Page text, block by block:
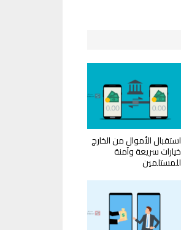
استقبال الأموال من الخارج
خيارات سريعة وآمنة
للمستلمين